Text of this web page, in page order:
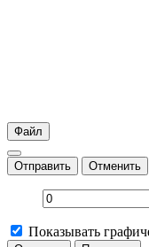
Файл
Отправить Отменить
Показывать